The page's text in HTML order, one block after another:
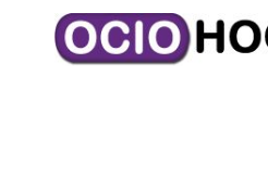
contenido